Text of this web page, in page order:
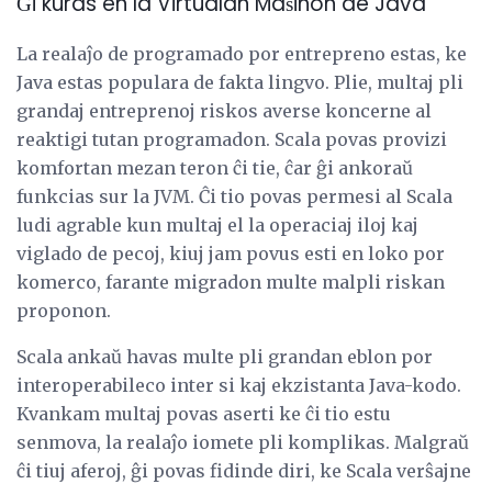
La realaĵo de programado por entrepreno estas, ke
Java estas populara de fakta lingvo. Plie, multaj pli
grandaj entreprenoj riskos averse koncerne al
reaktigi tutan programadon. Scala povas provizi
komfortan mezan teron ĉi tie, ĉar ĝi ankoraŭ
funkcias sur la JVM. Ĉi tio povas permesi al Scala
ludi agrable kun multaj el la operaciaj iloj kaj
viglado de pecoj, kiuj jam povus esti en loko por
komerco, farante migradon multe malpli riskan
proponon.
Scala ankaŭ havas multe pli grandan eblon por
interoperabileco inter si kaj ekzistanta Java-kodo.
Kvankam multaj povas aserti ke ĉi tio estu
senmova, la realaĵo iomete pli komplikas. Malgraŭ
ĉi tiuj aferoj, ĝi povas fidinde diri, ke Scala verŝajne